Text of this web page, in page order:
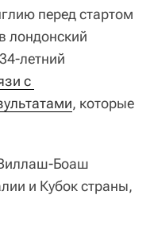
перед стартом
лондонский
летний
с
, которые
Боаш
и Кубок страны,